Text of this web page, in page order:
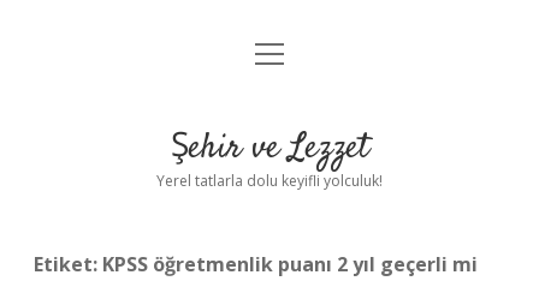
Anasayfa
Yasal Uyarı
menüyü
Şehir ve Lezzet
Yerel tatlarla dolu keyifli yolculuk!
Etiket: KPSS öğretmenlik puanı 2 yıl geçerli mi